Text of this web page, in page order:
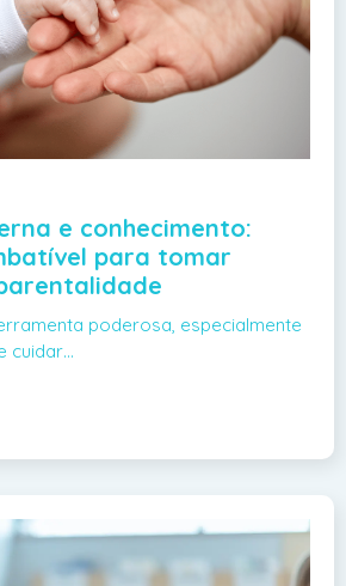
e conhecimento:
para tomar
poderosa, especialmente
cuidar…